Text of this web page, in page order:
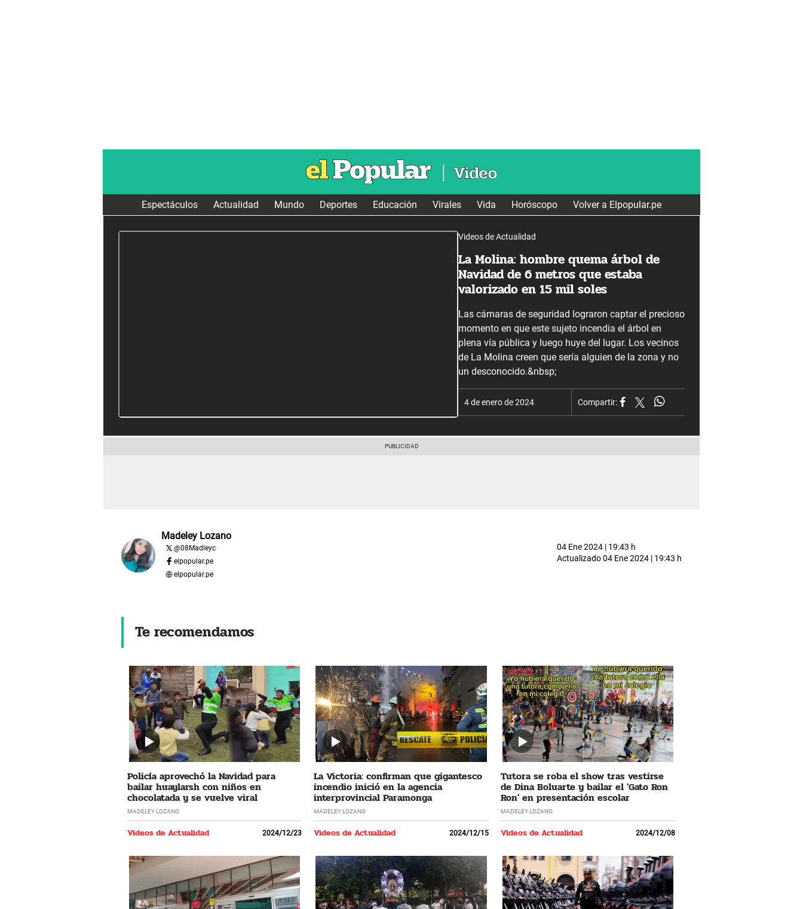
Espectáculos Actualidad Mundo Deportes Educación Virales Vida Horóscopo Volver a Elpopular.pe
Videos de Actualidad
La Molina: hombre quema árbol de
Navidad de 6 metros que estaba
valorizado en 15 mil soles
Las cámaras de seguridad lograron captar el precioso
momento en que este sujeto incendia el árbol en
plena vía pública y luego huye del lugar. Los vecinos
de La Molina creen que sería alguien de la zona y no
un desconocido.&nbsp;
4 de enero de 2024 Compartir:
Madeley Lozano
@08Madleyc
elpopular.pe
elpopular.pe
04 Ene 2024 | 19:43 h
Actualizado04 Ene 2024 | 19:43 h
Te recomendamos
Policía aprovechó la Navidad para
bailar huaylarsh con niños en
chocolatada y se vuelve viral
MADELEY LOZANO
Videos de Actualidad 2024/12/23
La Victoria: confirman que gigantesco
incendio inició en la agencia
interprovincial Paramonga
MADELEY LOZANO
Videos de Actualidad 2024/12/15
Tutora se roba el show tras vestirse
de Dina Boluarte y bailar el 'Gato Ron
Ron' en presentación escolar
MADELEY LOZANO
Videos de Actualidad 2024/12/08